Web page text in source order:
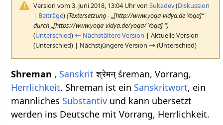
Version vom 3. Juni 2018, 13:04 Uhr vonSukadev(Diskussion
| Beiträge)(Textersetzung - „[http://www.yoga-vidya.de Yoga]“
durch „[https://www.yoga-vidya.de/yoga/ Yoga] “)
(Unterschied) ← Nächstältere Version | Aktuelle Version
(Unterschied) | Nächstjüngere Version → (Unterschied)
Shreman , Sanskrit श्रेमन् śreman, Vorrang,
Herrlichkeit. Shreman ist ein Sanskritwort, ein
männliches Substantiv und kann übersetzt
werden ins Deutsche mit Vorrang, Herrlichkeit.